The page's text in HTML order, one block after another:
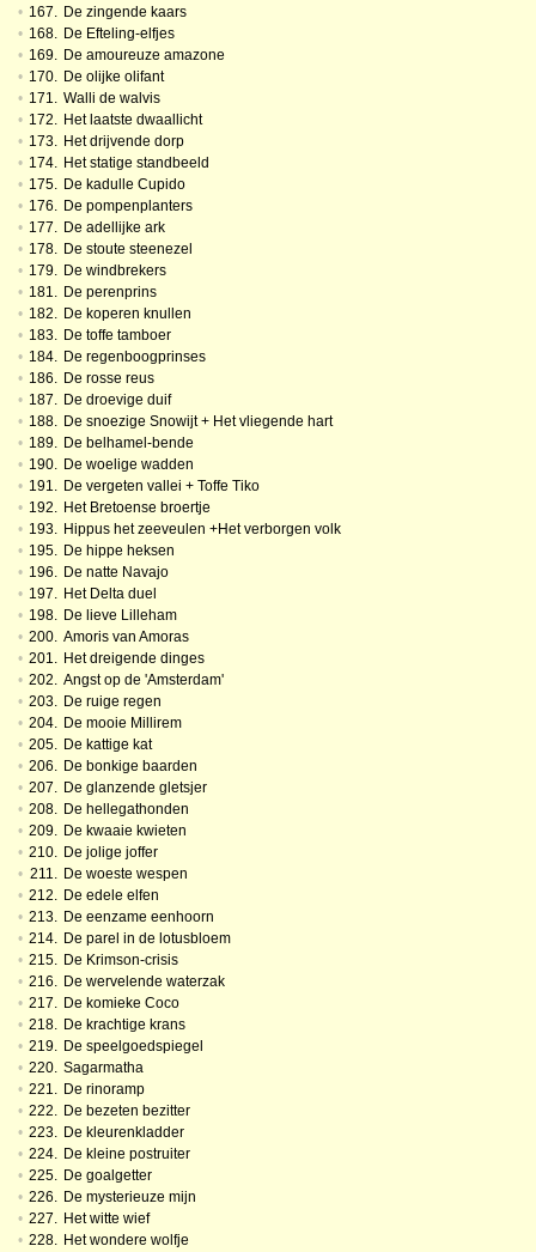
• 167. De zingende kaars
• 168. De Efteling-elfjes
• 169. De amoureuze amazone
• 170. De olijke olifant
• 171. Walli de walvis
• 172. Het laatste dwaallicht
• 173. Het drijvende dorp
• 174. Het statige standbeeld
• 175. De kadulle Cupido
• 176. De pompenplanters
• 177. De adellijke ark
• 178. De stoute steenezel
• 179. De windbrekers
• 181. De perenprins
• 182. De koperen knullen
• 183. De toffe tamboer
• 184. De regenboogprinses
• 186. De rosse reus
• 187. De droevige duif
• 188. De snoezige Snowijt + Het vliegende hart
• 189. De belhamel-bende
• 190. De woelige wadden
• 191. De vergeten vallei + Toffe Tiko
• 192. Het Bretoense broertje
• 193. Hippus het zeeveulen +Het verborgen volk
• 195. De hippe heksen
• 196. De natte Navajo
• 197. Het Delta duel
• 198. De lieve Lilleham
• 200. Amoris van Amoras
• 201. Het dreigende dinges
• 202. Angst op de 'Amsterdam'
• 203. De ruige regen
• 204. De mooie Millirem
• 205. De kattige kat
• 206. De bonkige baarden
• 207. De glanzende gletsjer
• 208. De hellegathonden
• 209. De kwaaie kwieten
• 210. De jolige joffer
• 211. De woeste wespen
• 212. De edele elfen
• 213. De eenzame eenhoorn
• 214. De parel in de lotusbloem
• 215. De Krimson-crisis
• 216. De wervelende waterzak
• 217. De komieke Coco
• 218. De krachtige krans
• 219. De speelgoedspiegel
• 220. Sagarmatha
• 221. De rinoramp
• 222. De bezeten bezitter
• 223. De kleurenkladder
• 224. De kleine postruiter
• 225. De goalgetter
• 226. De mysterieuze mijn
• 227. Het witte wief
• 228. Het wondere wolfje